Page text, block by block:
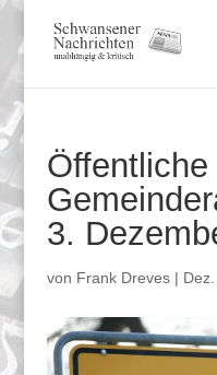
Öffentliche
3.
von Frank Dreves|